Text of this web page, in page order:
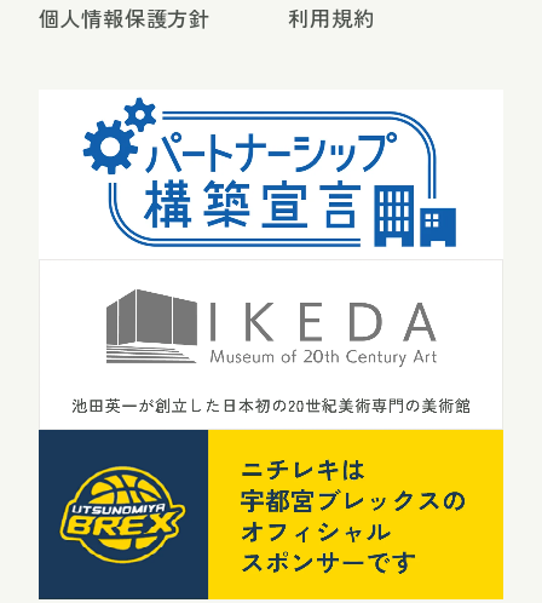
個人情報保護方針
利用規約